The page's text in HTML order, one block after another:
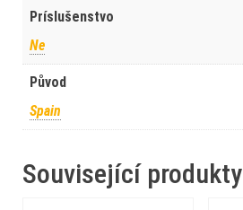
Príslušenstvo
Ne
Původ
Spain
Související produkty